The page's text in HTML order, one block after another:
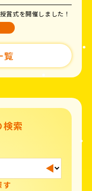
賞式を開催しました！
覧
索
す